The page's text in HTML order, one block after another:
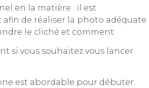
en la matière : il est
de réaliser la photo adéquate
le cliché et comment.
si vous souhaitez vous lancer
est abordable pour débuter.